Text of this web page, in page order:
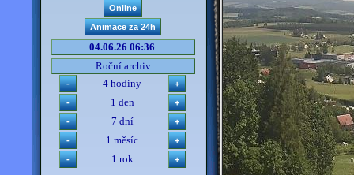
04.06.26 06:36
Roční archiv
4 hodiny
1 den
7 dní
1 měsíc
1 rok